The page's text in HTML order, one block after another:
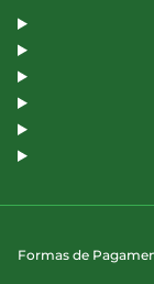
Formas de